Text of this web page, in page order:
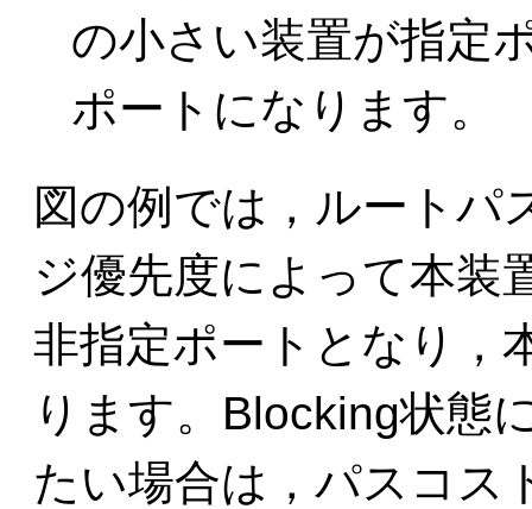
の小さい装置が指定
ポートになります。
図の例では，ルートパ
ジ優先度によって本装
非指定ポートとなり，
ります。Blocking状態
たい場合は，パスコス